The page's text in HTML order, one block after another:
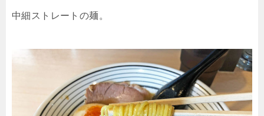
中細ストレートの麺。